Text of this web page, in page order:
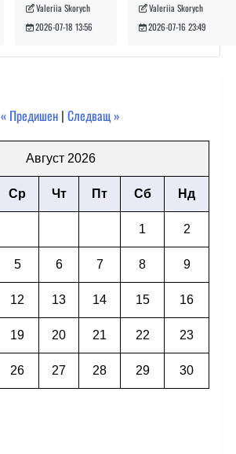
Valeriia Skorych
2026-07-18 13:56
Valeriia Skorych
2026-07-16 23:49
« Предишен | Следващ »
Август 2026
Ср Чт Пт Сб Нд
1 2
5 6 7 8 9
12 13 14 15 16
19 20 21 22 23
26 27 28 29 30